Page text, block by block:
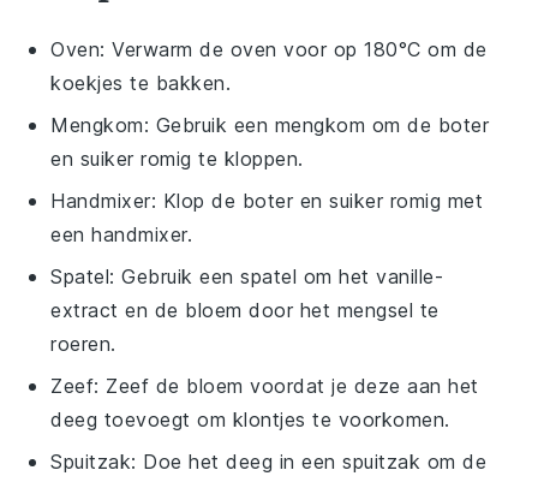
Oven: Verwarm de oven voor op 180°C om de
koekjes te bakken.
Mengkom: Gebruik een mengkom om de boter
en suiker romig te kloppen.
Handmixer: Klop de boter en suiker romig met
een handmixer.
Spatel: Gebruik een spatel om het vanille-
extract en de bloem door het mengsel te
roeren.
Zeef: Zeef de bloem voordat je deze aan het
deeg toevoegt om klontjes te voorkomen.
Spuitzak: Doe het deeg in een spuitzak om de